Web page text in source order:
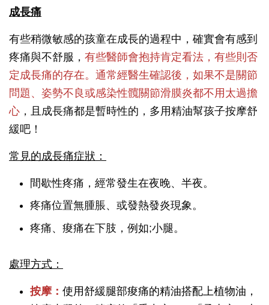
成長痛
有些稍微敏感的孩童在成長的過程中，確實會有感到
疼痛與不舒服， 有些醫師會抱持肯定看法，有些則否
定成長痛的存在。通常經醫生確認後，如果不是關節
問題、姿勢不良或感染性髖關節滑膜炎都不用太過擔
心 ，且成長痛都是暫時性的，多用精油幫孩子按摩舒
緩吧！
常見的成長痛症狀：
間歇性疼痛，經常發生在夜晚、半夜。
疼痛位置無腫脹、或發熱發炎現象。
疼痛、痠痛在下肢，例如;小腿。
處理方式：
按摩： 使用舒緩腿部痠痛的精油搭配上植物油，